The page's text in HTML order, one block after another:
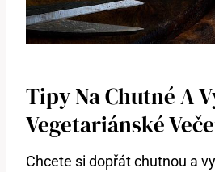
Tipy Na Chutné A
Vegetariánské
Chcete si dopřát chutnou a